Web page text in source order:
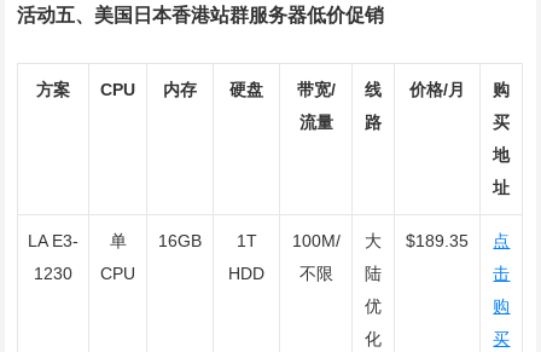
活动五、美国日本香港站群服务器低价促销
方案 CPU 内存 硬盘
带宽/
流量
线
路
价格/月
购
买
地
址
LA E3-
1230
单
CPU
16GB
1T
HDD
100M/
不限
大
陆
优
化
$189.35
点
击
购
买